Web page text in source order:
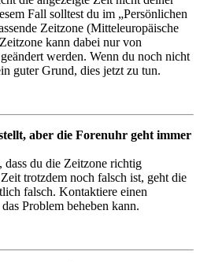
Fall solltest du im „Persönlichen
Zeitzone (Mitteleuropäische
kann dabei nur von
werden. Wenn du noch nicht
guter Grund, dies jetzt zu tun.
aber die Forenuhr geht immer
dass du die Zeitzone richtig
trotzdem noch falsch ist, geht die
falsch. Kontaktiere einen
Problem beheben kann.